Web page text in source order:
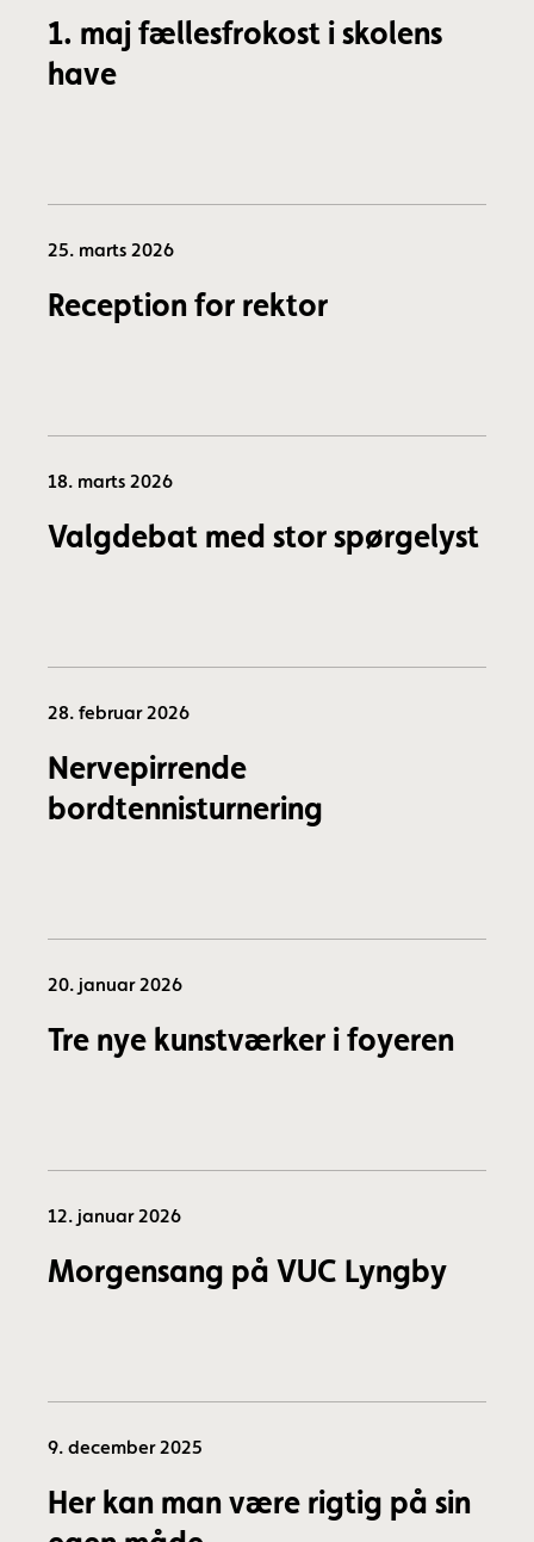
1. maj fællesfrokost i skolens
have
25. marts 2026
Reception for rektor
18. marts 2026
Valgdebat med stor spørgelyst
28. februar 2026
Nervepirrende
bordtennisturnering
20. januar 2026
Tre nye kunstværker i foyeren
12. januar 2026
Morgensang på VUC Lyngby
9. december 2025
Her kan man være rigtig på sin